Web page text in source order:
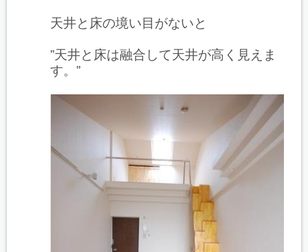
天井と床の境い目がないと
”天井と床は融合して天井が高く見えま
す。”